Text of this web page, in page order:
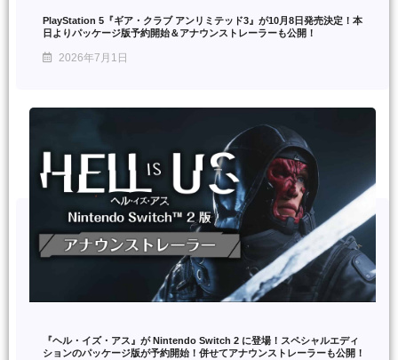
PlayStation 5『ギア・クラブ アンリミテッド3』が10月8日発売決定！本
日よりパッケージ版予約開始＆アナウンストレーラーも公開！
2026年7月1日
『ヘル・イズ・アス』が Nintendo Switch 2 に登場！スペシャルエディ
ションのパッケージ版が予約開始！併せてアナウンストレーラーも公開！